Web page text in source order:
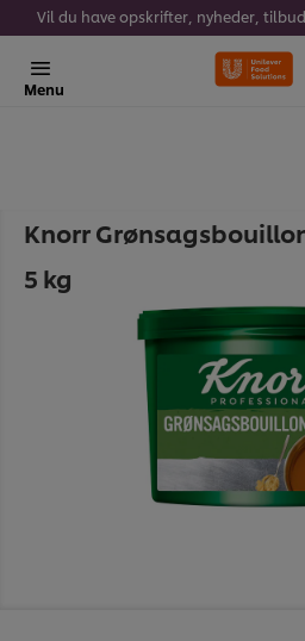
Menu
Knorr
5 kg